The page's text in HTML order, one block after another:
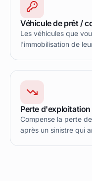
Véhicule de prêt /
Les véhicules que
l'immobilisation de
Perte d'exploitation
Compense la perte
après un sinistre qui